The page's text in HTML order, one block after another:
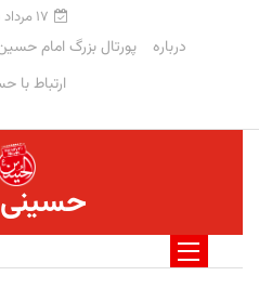
۱۷ مرداد ۱۴۰۵
درباره پورتال بزرگ امام
ارتباط با
حسینی